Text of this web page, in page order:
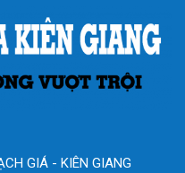
GIÁ - KIÊN GIANG